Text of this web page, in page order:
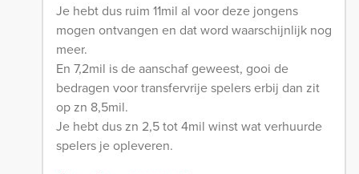
Je hebt dus ruim 11mil al voor deze jongens
mogen ontvangen en dat word waarschijnlijk nog
meer.
En 7,2mil is de aanschaf geweest, gooi de
bedragen voor transfervrije spelers erbij dan zit
op zn 8,5mil.
Je hebt dus zn 2,5 tot 4mil winst wat verhuurde
spelers je opleveren.